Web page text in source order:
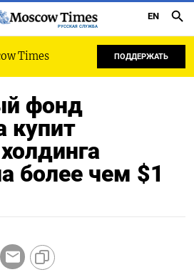
РУССКАЯ СЛУЖБА
EN
Times ПОДДЕРЖАТЬ
фонд
купит
более чем $1